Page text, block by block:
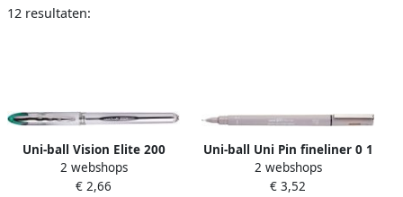
12 resultaten:
Uni-ball Vision Elite 200
roller schrijfbreedte 0 6 mm
punt 0 8 mm groen
2 webshops
€ 2,66
Uni-ball Uni Pin fineliner 0 1
mm ronde punt lichtgrijs
2 webshops
€ 3,52